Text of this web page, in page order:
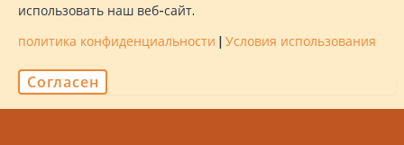
Опыт
использовать наш веб-сайт.
политика конфиденциальности | Условия использования
Согласен